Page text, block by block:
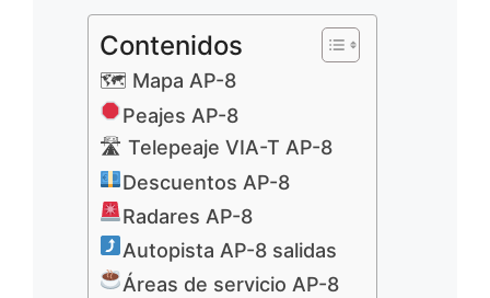
Contenidos
🗺 Mapa AP-8
Peajes AP-8
🛣 Telepeaje VIA-T AP-8
Descuentos AP-8
Radares AP-8
Autopista AP-8 salidas
Áreas de servicio AP-8